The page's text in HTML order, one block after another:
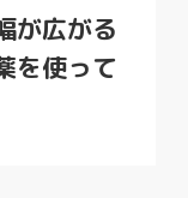
が広がる
を使って